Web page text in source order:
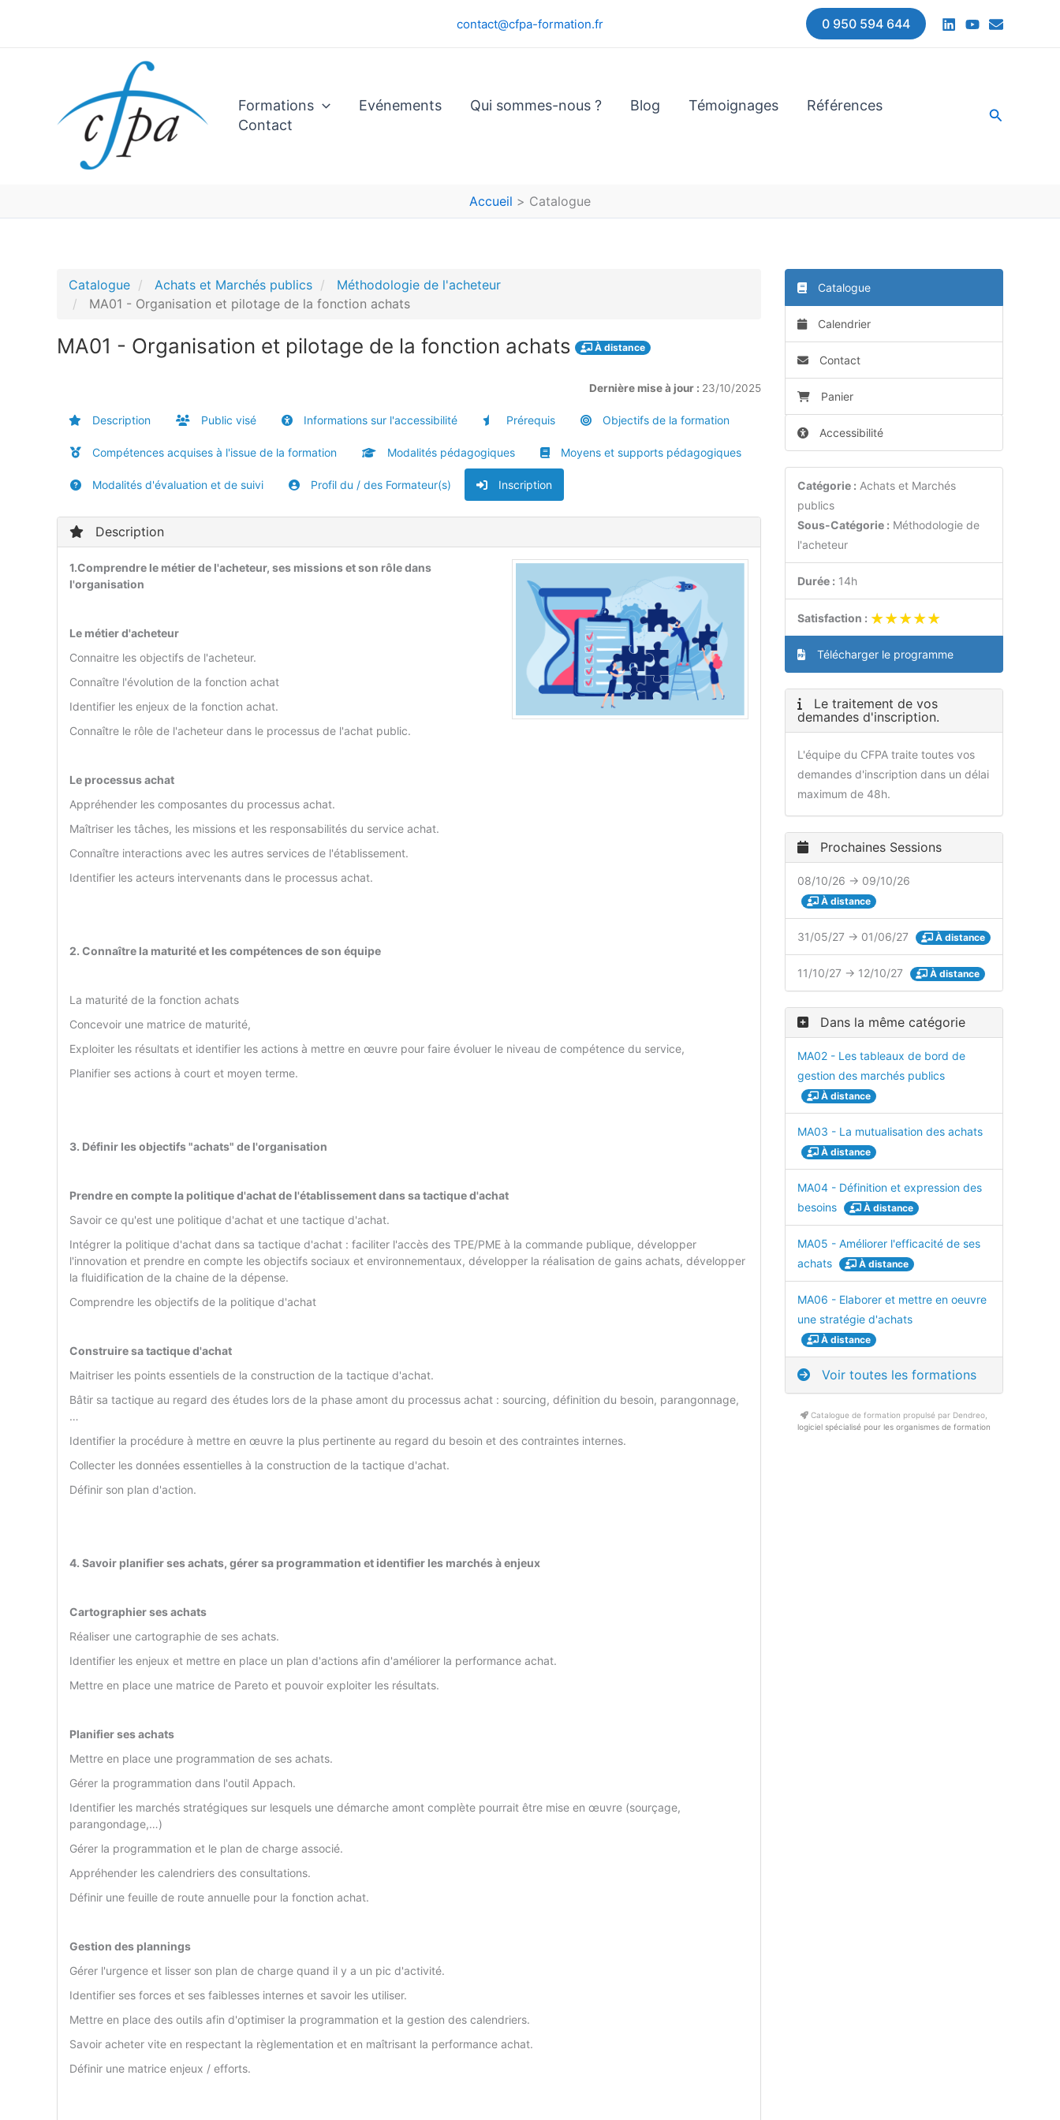
contact@cfpa-formation.fr 0 950 594 644
Formations Evénements Qui sommes-nous ? Blog Témoignages
Références
Contact
Accueil Catalogue
Catalogue Achats et Marchés publics
Méthodologie de l'acheteur
MA01 - Organisation et pilotage de la fonction achats
MA01 - Organisation et pilotage de la fonction achats À distance
Dernière mise à jour : 23/10/2025
Description Public visé Informations sur l'accessibilité Prérequis Objectifs de la formation
Compétences acquises à l'issue de la formation Modalités pédagogiques Moyens et supports pédagogiques
Modalités d'évaluation et de suivi Profil du / des Formateur(s) Inscription
Description
1.Comprendre le métier de l'acheteur, ses missions et son rôle dans
l'organisation
Le métier d'acheteur
Connaitre les objectifs de l'acheteur.
Connaître l'évolution de la fonction achat
Identifier les enjeux de la fonction achat.
Connaître le rôle de l'acheteur dans le processus de l'achat public.
Le processus achat
Appréhender les composantes du processus achat.
Maîtriser les tâches, les missions et les responsabilités du service achat.
Connaître interactions avec les autres services de l'établissement.
Identifier les acteurs intervenants dans le processus achat.
2. Connaître la maturité et les compétences de son équipe
La maturité de la fonction achats
Concevoir une matrice de maturité,
Exploiter les résultats et identifier les actions à mettre en œuvre pour faire évoluer le niveau de compétence du service,
Planifier ses actions à court et moyen terme.
3. Définir les objectifs "achats" de l'organisation
Prendre en compte la politique d'achat de l'établissement dans sa tactique d'achat
Savoir ce qu'est une politique d'achat et une tactique d'achat.
Intégrer la politique d'achat dans sa tactique d'achat : faciliter l'accès des TPE/PME à la commande publique, développer
l'innovation et prendre en compte les objectifs sociaux et environnementaux, développer la réalisation de gains achats, développer
la fluidification de la chaine de la dépense.
Comprendre les objectifs de la politique d'achat
Construire sa tactique d'achat
Maitriser les points essentiels de la construction de la tactique d'achat.
Bâtir sa tactique au regard des études lors de la phase amont du processus achat : sourcing, définition du besoin, parangonnage,
…
Identifier la procédure à mettre en œuvre la plus pertinente au regard du besoin et des contraintes internes.
Collecter les données essentielles à la construction de la tactique d'achat.
Définir son plan d'action.
4. Savoir planifier ses achats, gérer sa programmation et identifier les marchés à enjeux
Cartographier ses achats
Réaliser une cartographie de ses achats.
Identifier les enjeux et mettre en place un plan d'actions afin d'améliorer la performance achat.
Mettre en place une matrice de Pareto et pouvoir exploiter les résultats.
Planifier ses achats
Mettre en place une programmation de ses achats.
Gérer la programmation dans l'outil Appach.
Identifier les marchés stratégiques sur lesquels une démarche amont complète pourrait être mise en œuvre (sourçage,
parangondage,…)
Gérer la programmation et le plan de charge associé.
Appréhender les calendriers des consultations.
Définir une feuille de route annuelle pour la fonction achat.
Gestion des plannings
Gérer l'urgence et lisser son plan de charge quand il y a un pic d'activité.
Identifier ses forces et ses faiblesses internes et savoir les utiliser.
Mettre en place des outils afin d'optimiser la programmation et la gestion des calendriers.
Savoir acheter vite en respectant la règlementation et en maîtrisant la performance achat.
Définir une matrice enjeux / efforts.
Catalogue
Calendrier
Contact
Panier
Accessibilité
Catégorie : Achats et Marchés
publics
Sous-Catégorie : Méthodologie de
l'acheteur
Durée : 14h
Satisfaction : ★★★★★
★★★★★
Télécharger le programme
Le traitement de vos
demandes d'inscription.
L'équipe du CFPA traite toutes vos
demandes d'inscription dans un délai
maximum de 48h.
Prochaines Sessions
08/10/26 → 09/10/26
À distance
31/05/27 → 01/06/27 À distance
11/10/27 → 12/10/27 À distance
Dans la même catégorie
MA02 - Les tableaux de bord de
gestion des marchés publics
À distance
MA03 - La mutualisation des achats
À distance
MA04 - Définition et expression des
besoins
À distance
MA05 - Améliorer l'efficacité de ses
achats
À distance
MA06 - Elaborer et mettre en oeuvre
une stratégie d'achats
À distance
Voir toutes les formations
Catalogue de formation propulsé par Dendreo,
logiciel spécialisé pour les organismes de formation